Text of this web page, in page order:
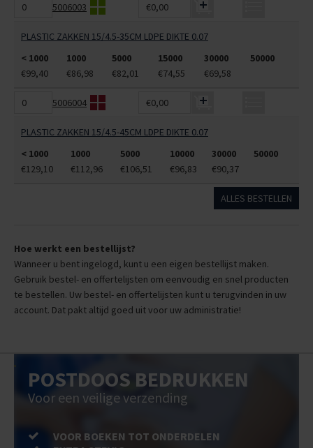
5006003 €0,00
PLASTIC ZAKKEN 15/4.5-35CM LDPE DIKTE 0.07
< 1000
1000 5000 15000 30000
50000
€99,40
€86,98 €82,01 €74,55 €69,58
5006004 €0,00
PLASTIC ZAKKEN 15/4.5-45CM LDPE DIKTE 0.07
< 1000
1000 5000 10000 30000
50000
€129,10
€112,96 €106,51 €96,83 €90,37
ALLES BESTELLEN
Hoe werkt een bestellijst?
Wanneer u bent ingelogd, kunt u een eigen bestellijst maken.
Gebruik bestel- en offertelijsten om eenvoudig en snel producten
te bestellen. Uw bestel- en offertelijsten kunt u terugvinden in uw
account. Dat pakt altijd goed uit voor uw administratie!
POSTDOOS BEDRUKKEN
Voor een veilige verzending
VOOR BOEKEN TOT ONDERDELEN